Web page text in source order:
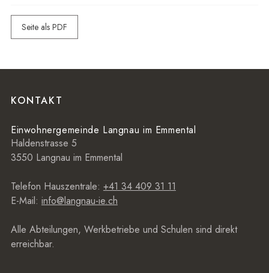
Seite als PDF
KONTAKT
Einwohnergemeinde Langnau im Emmental
Haldenstrasse 5
3550 Langnau im Emmental
Telefon Hauszentrale: +41 34 409 31 11
E-Mail: info@langnau-ie.ch
Alle Abteilungen, Werkbetriebe und Schulen sind direkt
erreichbar.